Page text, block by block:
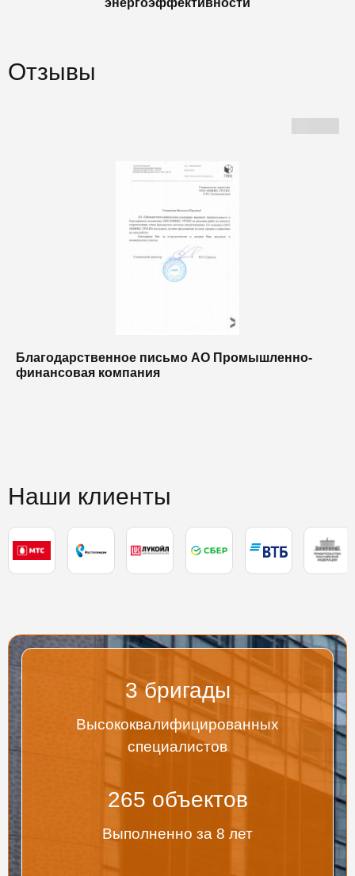
энергоэффективности
Отзывы
Благодарственное письмо АО Промышленно-
финансовая компания
Наши клиенты
3бригады
Высококвалифицированных
специалистов
267 объектов
Выполненно за 8 лет